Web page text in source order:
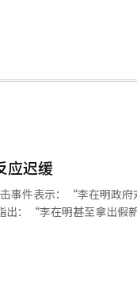
应迟缓
事件表示：“李在明政
：“李在明甚至拿出假
纳木号被击事件初步调查